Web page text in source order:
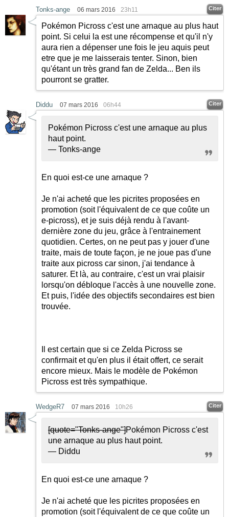
Tonks-ange 06 mars 2016 23h11 Citer
Pokémon Picross c'est une arnaque au plus haut
point. Si celui la est une récompense et qu'il n'y
aura rien a dépenser une fois le jeu aquis peut
etre que je me laisserais tenter. Sinon, bien
qu'étant un très grand fan de Zelda... Ben ils
pourront se gratter.
Diddu 07 mars 2016 06h44 Citer
Pokémon Picross c'est une arnaque au plus
haut point.
— Tonks-ange
En quoi est-ce une arnaque ?
Je n'ai acheté que les picrites proposées en
promotion (soit l'équivalent de ce que coûte un
e-picross), et je suis déjà rendu à l'avant-
dernière zone du jeu, grâce à l'entrainement
quotidien. Certes, on ne peut pas y jouer d'une
traite, mais de toute façon, je ne joue pas d'une
traite aux picross car sinon, j'ai tendance à
saturer. Et là, au contraire, c'est un vrai plaisir
lorsqu'on débloque l'accès à une nouvelle zone.
Et puis, l'idée des objectifs secondaires est bien
trouvée.
Il est certain que si ce Zelda Picross se
confirmait et qu'en plus il était offert, ce serait
encore mieux. Mais le modèle de Pokémon
Picross est très sympathique.
WedgeR7 07 mars 2016 10h26 Citer
[quote="Tonks-ange"]Pokémon Picross c'est
une arnaque au plus haut point.
— Diddu
En quoi est-ce une arnaque ?
Je n'ai acheté que les picrites proposées en
promotion (soit l'équivalent de ce que coûte un